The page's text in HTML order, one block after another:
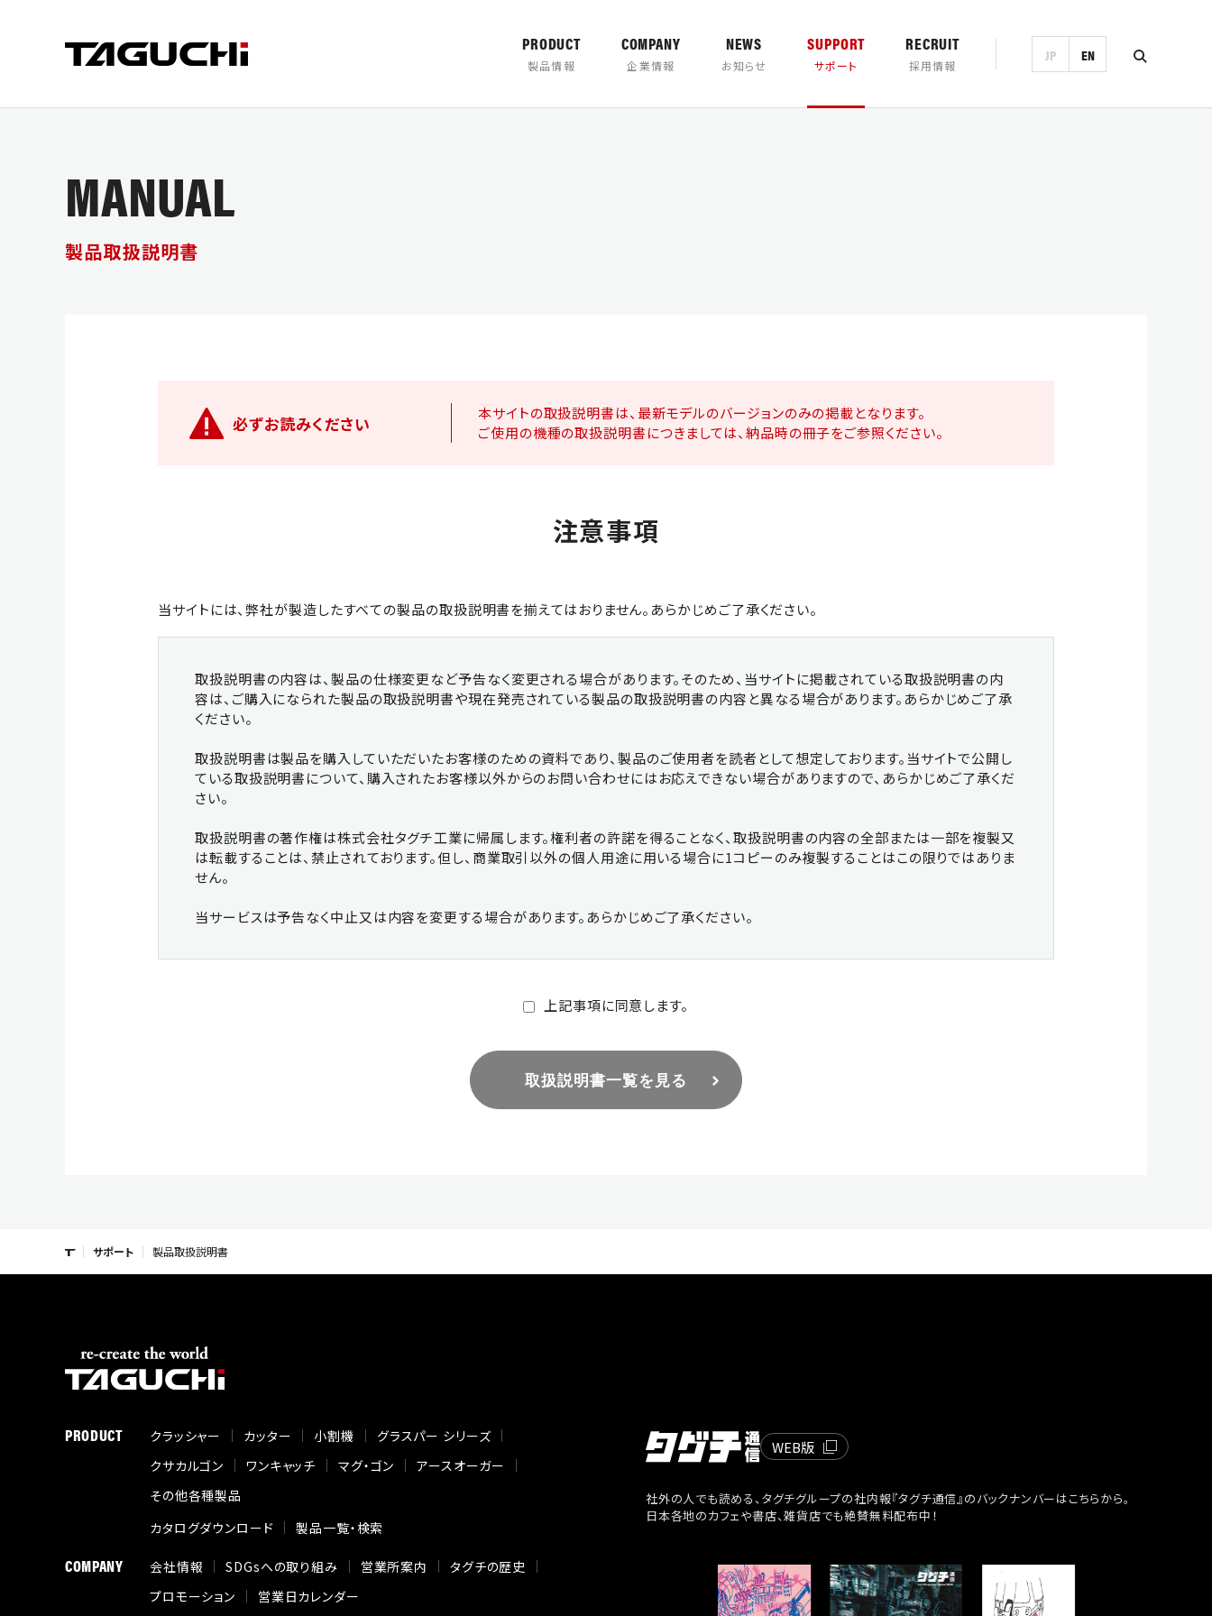
PRODUCT
製品情報
PRODUCT
製品情報
CRUSHER
クラッシャー
PULVERIZER
小割機 グラスパー シリーズ
EARTH-AUGER BUCKETS & OTHERS
COMPANY
企業情報
COMPANY
企業情報
NEWS
お知らせ
SUPPORT
サポート
SUPPORT
サポート
RECRUIT
採用情報
JP EN
MANUAL
製品取扱説明書
必ずお読みください
本サイトの取扱説明書は、最新モデルのバージョンのみの掲載となります。
ご使用の機種の取扱説明書につきましては、納品時の冊子をご参照ください。
注意事項
当サイトには、弊社が製造したすべての製品の取扱説明書を揃えてはおりません。あらかじめご了承ください。
取扱説明書の内容は、製品の仕様変更など予告なく変更される場合があります。そのため、当サイトに掲載されている取扱説明書の内
容は、ご購入になられた製品の取扱説明書や現在発売されている製品の取扱説明書の内容と異なる場合があります。あらかじめご了承
ください。
取扱説明書は製品を購入していただいたお客様のための資料であり、製品のご使用者を読者として想定しております。当サイトで公開し
ている取扱説明書について、購入されたお客様以外からのお問い合わせにはお応えできない場合がありますので、あらかじめご了承くだ
さい。
取扱説明書の著作権は株式会社タグチ工業に帰属します。権利者の許諾を得ることなく、取扱説明書の内容の全部または一部を複製又
は転載することは、禁止されております。但し、商業取引以外の個人用途に用いる場合に1コピーのみ複製することはこの限りではありま
せん。
当サービスは予告なく中止又は内容を変更する場合があります。あらかじめご了承ください。
上記事項に同意します。
取扱説明書一覧を見る
サポート 製品取扱説明書
PRODUCT クラッシャー カッター 小割機
グラスパー シリーズ
クサカルゴン
ワンキャッチ マグ・ゴン
アースオーガー
その他各種製品
カタログダウンロード
製品一覧・検索
COMPANY 会社情報 SDGsへの取り組み 営業所案内
タグチの歴史
プロモーション
営業日カレンダー
WEB版
社外の人でも読める、タグチグループの社内報『タグチ通信』のバックナンバーはこちらから。
日本各地のカフェや書店、雑貨店でも絶賛無料配布中！